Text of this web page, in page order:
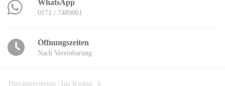
WhatsApp
0171 / 7489061
Öffnungszeiten
Nach Vereinbarung
Therapiezentrum | Ina Koshin